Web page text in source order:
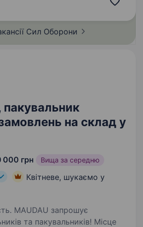
Сил Оборони
пакувальник
на склад у
000 грн Вища за середню
Квітневе, шукаємо у
та пакувальників! Місце